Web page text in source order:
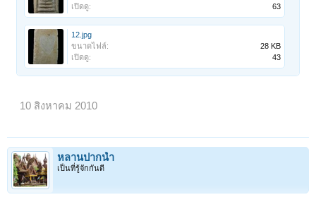
เปิดดู:
63
12.jpg
ขนาดไฟล์:
28 KB
เปิดดู:
43
10 สิงหาคม 2010
หลานปากน้ำ
เป็นที่รู้จักกันดี